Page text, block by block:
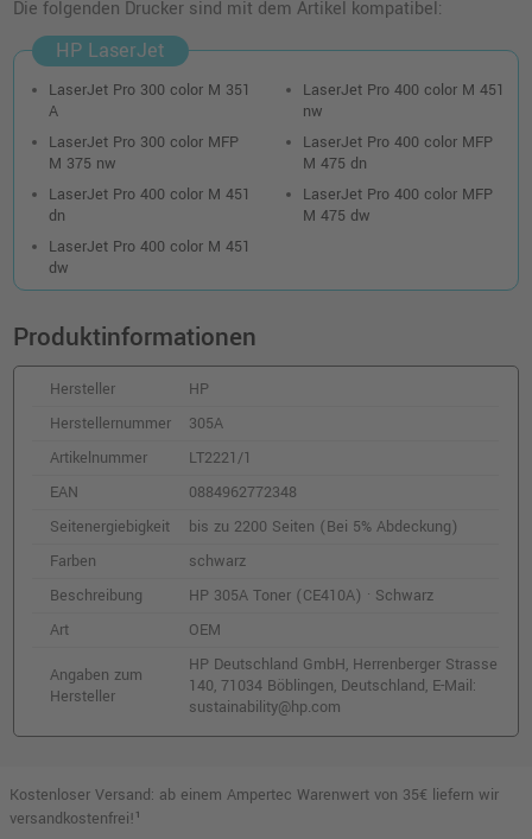
o. MwSt.110,92 €
131,99 €
inkl. MwSt.zzgl. Versand
HP 305X Toner Doppelpack (CE410XD) ·
Schwarz
222,99 € shopping_cart
127,98 €
inkl. MwSt. zzgl. Versand
HP 305A Toner (CE412A) · Gelb
125,99 €
inkl. MwSt.zzgl. Versand
Die folgenden Drucker sind mit dem Artikel kompatibel:
HP LaserJet
LaserJet Pro 300 color M 351
A
LaserJet Pro 300 color MFP
M 375 nw
LaserJet Pro 400 color M 451
dn
LaserJet Pro 400 color M 451
dw
LaserJet Pro 400 color M 451
nw
LaserJet Pro 400 color MFP
M 475 dn
LaserJet Pro 400 color MFP
M 475 dw
Produktinformationen
Hersteller
HP
Herstellernummer
305A
Artikelnummer
LT2221/1
EAN
0884962772348
Seitenergiebigkeit
bis zu 2200 Seiten (Bei 5% Abdeckung)
Farben
schwarz
Beschreibung
HP 305A Toner (CE410A) · Schwarz
Art
OEM
Angaben zum
Hersteller
HP Deutschland GmbH, Herrenberger Strasse
140, 71034 Böblingen, Deutschland, E-Mail:
sustainability@hp.com
Kostenloser Versand: ab einem Ampertec Warenwert von 35€ liefern wir
versandkostenfrei!¹